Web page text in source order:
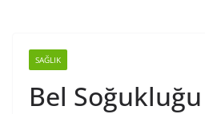
SAĞLIK
Bel